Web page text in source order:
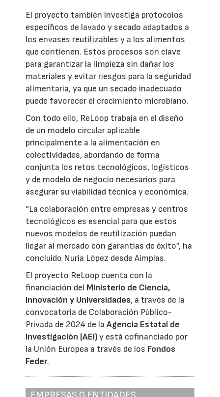
El proyecto también investiga protocolos
específicos de lavado y secado adaptados a
los envases reutilizables y a los alimentos
que contienen. Estos procesos son clave
para garantizar la limpieza sin dañar los
materiales y evitar riesgos para la seguridad
alimentaria, ya que un secado inadecuado
puede favorecer el crecimiento microbiano.
Con todo ello, ReLoop trabaja en el diseño
de un modelo circular aplicable
principalmente a la alimentación en
colectividades, abordando de forma
conjunta los retos tecnológicos, logísticos
y de modelo de negocio necesarios para
asegurar su viabilidad técnica y económica.
“La colaboración entre empresas y centros
tecnológicos es esencial para que estos
nuevos modelos de reutilización puedan
llegar al mercado con garantías de éxito”, ha
concluido Nuria López desde Aimplas.
El proyecto ReLoop cuenta con la
financiación del Ministerio de Ciencia,
Innovación y Universidades, a través de la
convocatoria de Colaboración Público-
Privada de 2024 de laAgencia Estatal de
Investigación (AEI)y está cofinanciado por
la Unión Europea a través de los Fondos
Feder.